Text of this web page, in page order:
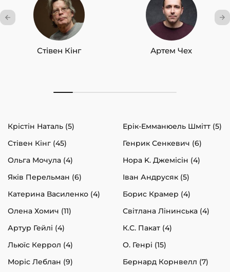
Стівен Кінг Артем Чех
Крістін Наталь (5)
Ерік-Емманюель Шмітт (5)
Стівен Кінг (45)
Генрик Сенкевич (6)
Ольга Мочула (4)
Нора K. Джемісін (4)
Яків Перельман (6)
Іван Андрусяк (5)
Катерина Василенко (4)
Борис Крамер (4)
Олена Хомич (11)
Світлана Лінинська (4)
Артур Гейлі (4)
К.С. Пакат (4)
Льюїс Керрол (4)
О. Генрі (15)
Моріс Леблан (9)
Бернард Корнвелл (7)